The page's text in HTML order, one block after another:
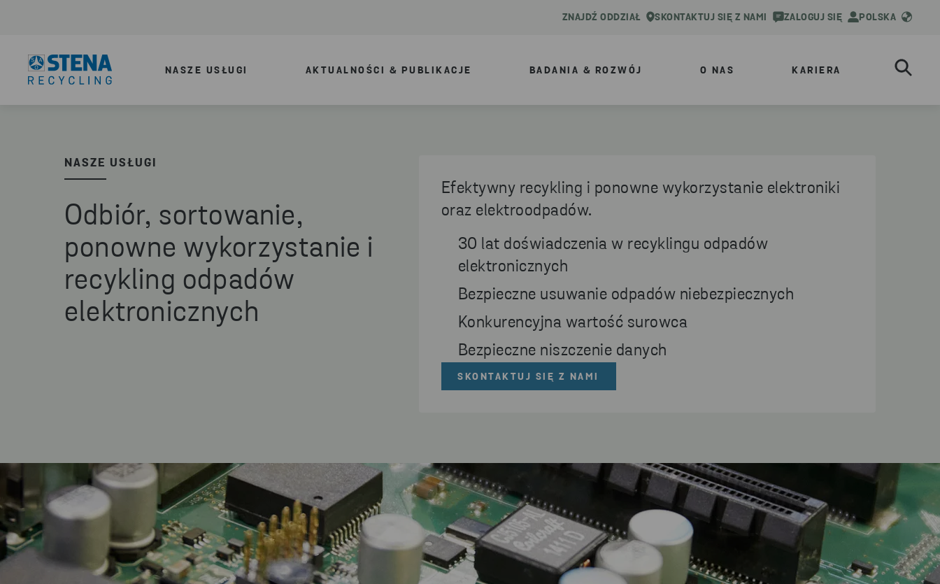
ZNAJDŹ ODDZIAŁ SKONTAKTUJ SIĘ Z NAMI ZALOGUJ SIĘ POLSKA
NASZE USŁUGI AKTUALNOŚCI & PUBLIKACJE BADANIA & ROZWÓJ O NAS KARIERA
NASZE USŁUGI
Odbiór, sortowanie,
ponowne wykorzystanie i
recykling odpadów
elektronicznych
Efektywny recykling i ponowne wykorzystanie elektroniki
oraz elektroodpadów.
30 lat doświadczenia w recyklingu odpadów
elektronicznych
Bezpieczne usuwanie odpadów niebezpiecznych
Konkurencyjna wartość surowca
Bezpieczne niszczenie danych
SKONTAKTUJ SIĘ Z NAMI